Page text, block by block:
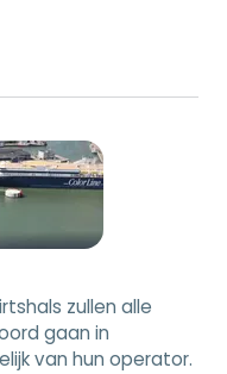
zullen alle
gaan in
van hun operator.